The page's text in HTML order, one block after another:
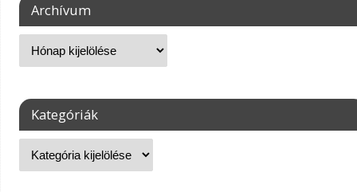
Archívum
Kategóriák